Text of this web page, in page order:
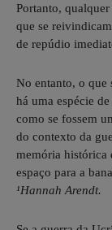
Portanto,
que se
de repúdio
No entanto, o que
há uma espécie
como se fossem
do contexto da
memória histórica
espaço para a
¹Hannah Arendt.